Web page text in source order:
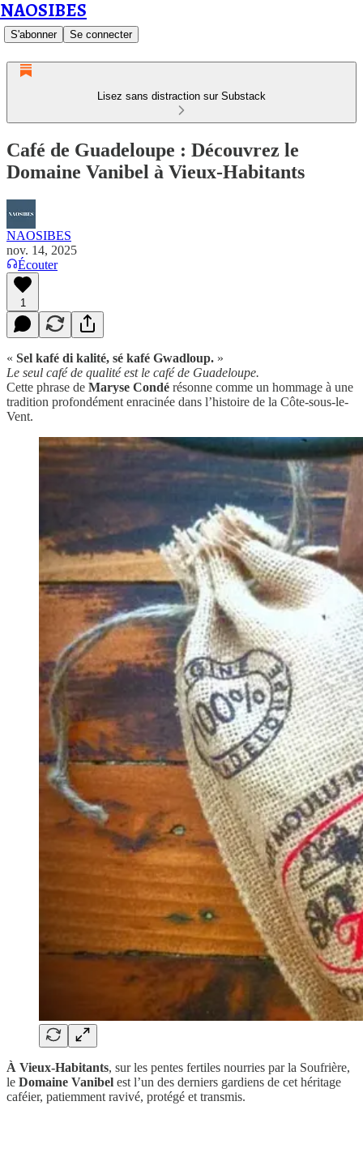
NAOSIBES
S'abonner Se connecter
Lisez sans distraction sur Substack
Café de Guadeloupe : Découvrez le
Domaine Vanibel à Vieux-Habitants
NAOSIBES
nov. 14, 2025
Écouter
1
« Sel kafé di kalité, sé kafé Gwadloup. »
Le seul café de qualité est le café de Guadeloupe.
Cette phrase de Maryse Condé résonne comme un hommage à une
tradition profondément enracinée dans l’histoire de la Côte-sous-le-
Vent.
À Vieux-Habitants, sur les pentes fertiles nourries par la Soufrière,
le Domaine Vanibel est l’un des derniers gardiens de cet héritage
caféier, patiemment ravivé, protégé et transmis.